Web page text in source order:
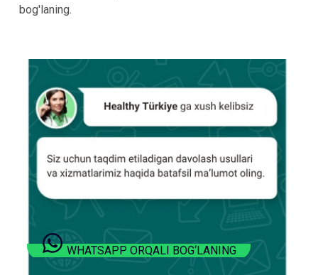
bog'laning.
WHATSAPP ORQALI BOG‘LANING